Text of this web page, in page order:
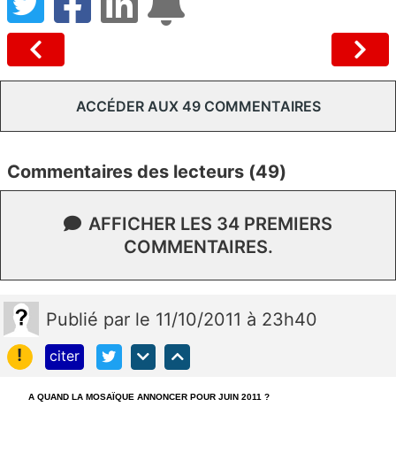
ACCÉDER AUX 49 COMMENTAIRES
Commentaires des lecteurs (49)
AFFICHER LES 34 PREMIERS
COMMENTAIRES.
Publié par le 11/10/2011 à 23h40
!
citer
A QUAND LA MOSAÏQUE ANNONCER POUR JUIN 2011 ?